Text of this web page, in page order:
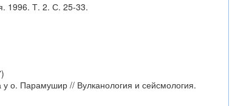
1996. Т. 2. С. 25-33.
о. Парамушир // Вулканология и сейсмология.